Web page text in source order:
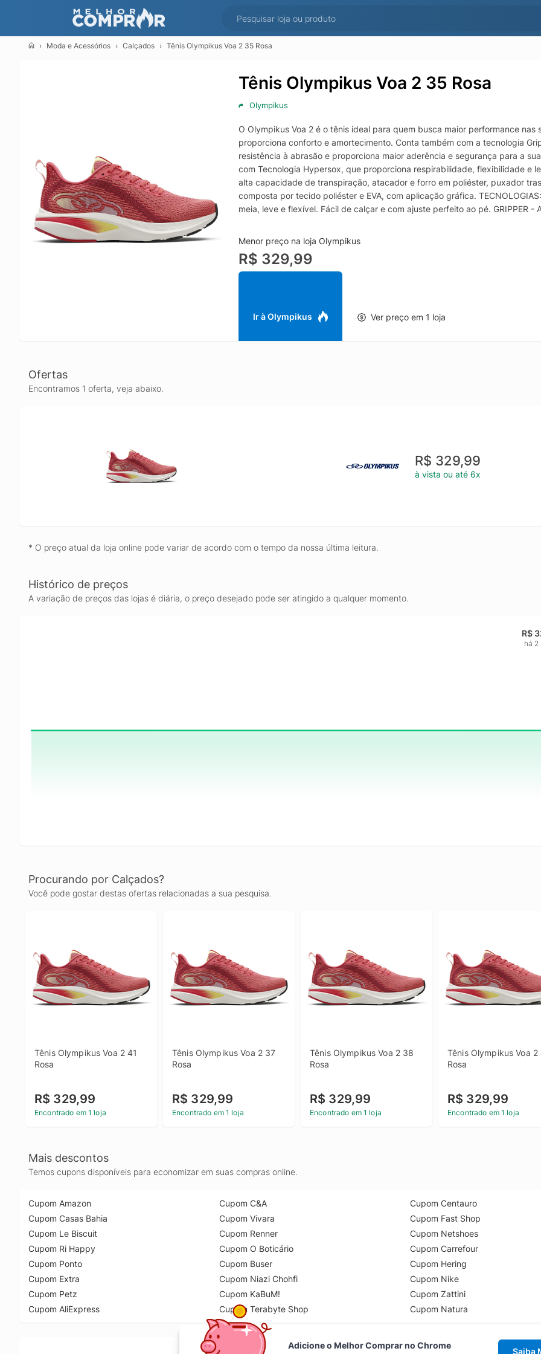
Moda e Acessórios Calçados Tênis Olympikus Voa 2 35 Rosa
Tênis Olympikus Voa 2 35 Rosa
Olympikus
O Olympikus Voa 2 é o tênis ideal para quem busca maior performance
proporciona conforto e amortecimento. Conta também com a tecnologia
resistência à abrasão e proporciona maior aderência e segurança para a
com Tecnologia Hypersox, que proporciona respirabilidade, flexibilidade e
alta capacidade de transpiração, atacador e forro em poliéster, puxador
composta por tecido poliéster e EVA, com aplicação gráfica.
meia, leve e flexível. Fácil de calçar e com ajuste perfeito ao pé. GRIPPER
Menor preço na loja Olympikus
R$ 329,99
Ir à Olympikus Ver preço em 1 loja
Ofertas
Encontramos 1 oferta, veja abaixo.
R$ 329,99
à vista ou até 6x
* O preço atual da loja online pode variar de acordo com o tempo da nossa última leitura.
Histórico de preços
A variação de preços das lojas é diária, o preço desejado pode ser atingido a qualquer momento.
R$
há 2
Procurando por Calçados?
Você pode gostar destas ofertas relacionadas a sua pesquisa.
Tênis Olympikus Voa 2 41
Rosa
R$ 329,99
Encontrado em 1 loja
Tênis Olympikus Voa 2 37
Rosa
R$ 329,99
Encontrado em 1 loja
Tênis Olympikus Voa 2 38
Rosa
R$ 329,99
Encontrado em 1 loja
Tênis Olympikus Voa 2
Rosa
R$ 329,99
Encontrado em 1 loja
Mais descontos
Temos cupons disponíveis para economizar em suas compras online.
Cupom Amazon
Cupom Casas Bahia
Cupom Le Biscuit
Cupom Ri Happy
Cupom Ponto
Cupom Extra
Cupom Petz
Cupom AliExpress
Cupom C&A
Cupom Vivara
Cupom Renner
Cupom O Boticário
Cupom Buser
Cupom Niazi Chohfi
Cupom KaBuM!
Cupom Terabyte Shop
Cupom Centauro
Cupom Fast Shop
Cupom Netshoes
Cupom Carrefour
Cupom Hering
Cupom Nike
Cupom Zattini
Cupom Natura
Adicione o Melhor Comprar no Chrome
Saiba